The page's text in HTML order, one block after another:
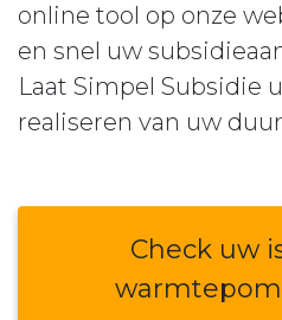
online tool op onze
en snel uw
Laat Simpel Subsidie
realiseren van uw
Check uw